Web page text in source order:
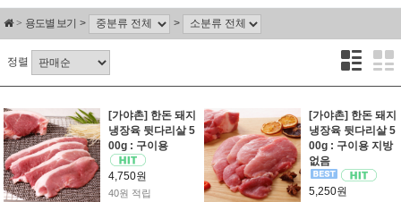
용도별 보기
정렬
[가야촌] 한돈 돼지
냉장육 뒷다리살 5
00g : 구이용
4,750원
40원 적립
[가야촌] 한돈 돼지
냉장육 뒷다리살 5
00g : 구이용 지방
없음
5,250원